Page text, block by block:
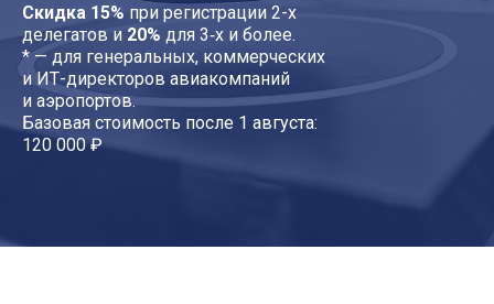
Скидка 15% при регистрации 2-х
делегатов и 20% для 3‑х и более.
* — для генеральных, коммерческих
и ИТ-директоров авиакомпаний
и аэропортов.
Базовая стоимость после 1 августа:
120 000 ₽